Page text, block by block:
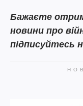
Бажаєте
новини про
підписуйтесь